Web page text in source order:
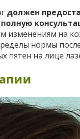
должен
изменениям на
нормы
пятен на лице